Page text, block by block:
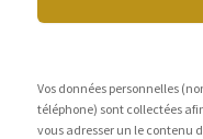
Vos données personnelles
téléphone) sont collectées
vous adresser un le contenu